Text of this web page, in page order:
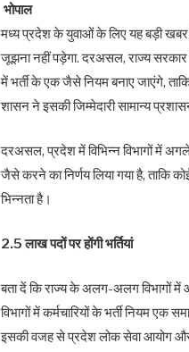
भोपाल
मध्य प्रदेश के युवाओं के लिए यह बड़ी
जूझना नहीं पड़ेगा. दरअसल, राज्य सरकार
में भर्ती के एक जैसे नियम बनाए जाएंगे,
शासन ने इसकी जिम्मेदारी सामान्य
दरअसल, प्रदेश में विभिन्न विभागों में अगले
जैसे करने का निर्णय लिया गया है, ताकि
भिन्नता है।
2.5 लाख पदों पर होंगी भर्तियां
बता दें कि राज्य के अलग-अलग विभागों में
विभागों में कर्मचारियों के भर्ती नियम
इसकी वजह से प्रदेश लोक सेवा आयोग और